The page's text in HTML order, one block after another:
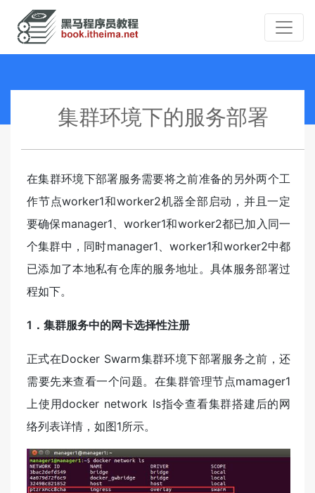
集群环境下的服务部署
在集群环境下部署服务需要将之前准备的另外两个工
作节点worker1和worker2机器全部启动，并且一定
要确保manager1、worker1和worker2都已加入同一
个集群中，同时manager1、worker1和worker2中都
已添加了本地私有仓库的服务地址。具体服务部署过
程如下。
1．集群服务中的网卡选择性注册
正式在Docker Swarm集群环境下部署服务之前，还
需要先来查看一个问题。在集群管理节点mamager1
上使用docker network ls指令查看集群搭建后的网
络列表详情，如图1所示。